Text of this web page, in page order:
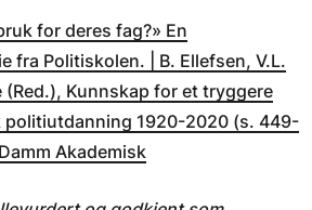
for deres fag?» En
fra Politiskolen. | B. Ellefsen, V.L.
(Red.), Kunnskap for et tryggere
politiutdanning 1920-2020 (s. 449-
Akademisk